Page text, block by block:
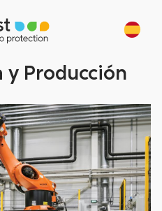
Producción